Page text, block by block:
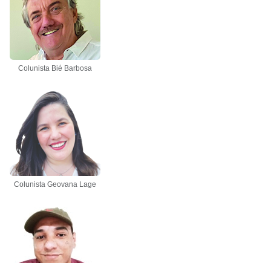
Colunista Bié Barbosa
Colunista Geovana Lage